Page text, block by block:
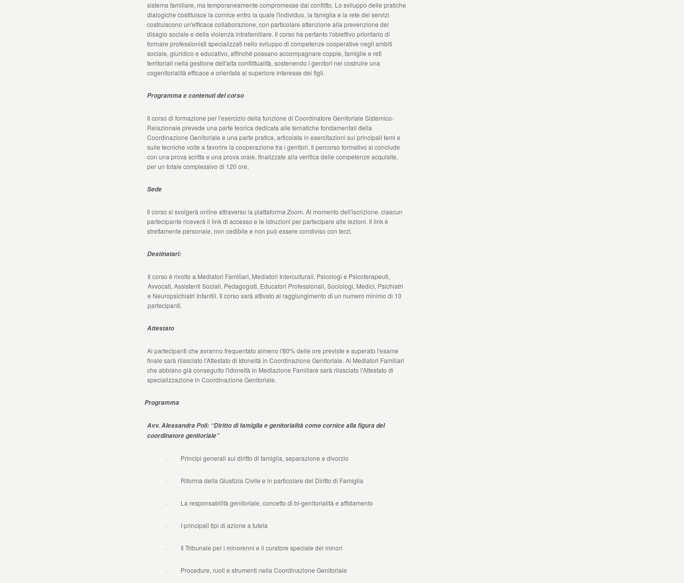
sistema familiare, ma temporaneamente compromesse dal conflitto. Lo sviluppo delle pratiche
dialogiche costituisce la cornice entro la quale l'individuo, la famiglia e la rete dei servizi
costruiscono un'efficace collaborazione, con particolare attenzione alla prevenzione del
disagio sociale e della violenza intrafamiliare. Il corso ha pertanto l'obiettivo prioritario di
formare professionisti specializzati nello sviluppo di competenze cooperative negli ambiti
sociale, giuridico e educativo, affinché possano accompagnare coppie, famiglie e reti
territoriali nella gestione dell'alta conflittualità, sostenendo i genitori nel costruire una
cogenitorialità efficace e orientata al superiore interesse dei figli.
Programma e contenuti del corso
Il corso di formazione per l'esercizio della funzione di Coordinatore Genitoriale Sistemico-
Relazionale prevede una parte teorica dedicata alle tematiche fondamentali della
Coordinazione Genitoriale e una parte pratica, articolata in esercitazioni sui principali temi e
sulle tecniche volte a favorire la cooperazione tra i genitori. Il percorso formativo si conclude
con una prova scritta e una prova orale, finalizzate alla verifica delle competenze acquisite,
per un totale complessivo di 120 ore.
Sede
Il corso si svolgerà online attraverso la piattaforma Zoom. Al momento dell'iscrizione, ciascun
partecipante riceverà il link di accesso e le istruzioni per partecipare alle lezioni. Il link è
strettamente personale, non cedibile e non può essere condiviso con terzi.
Destinatari:
Il corso è rivolto a Mediatori Familiari, Mediatori Interculturali, Psicologi e Psicoterapeuti,
Avvocati, Assistenti Sociali, Pedagogisti, Educatori Professionali, Sociologi, Medici, Psichiatri
e Neuropsichiatri Infantili. Il corso sarà attivato al raggiungimento di un numero minimo di 10
partecipanti.
Attestato
Ai partecipanti che avranno frequentato almeno l'80% delle ore previste e superato l'esame
finale sarà rilasciato l'Attestato di Idoneità in Coordinazione Genitoriale. Ai Mediatori Familiari
che abbiano già conseguito l'idoneità in Mediazione Familiare sarà rilasciato l'Attestato di
specializzazione in Coordinazione Genitoriale.
Programma
Avv. Alessandra Poli: “Diritto di famiglia e genitorialità come cornice alla figura del
coordinatore genitoriale”
· Principi generali sul diritto di famiglia, separazione e divorzio
· Riforma della Giustizia Civile e in particolare del Diritto di Famiglia
· La responsabilità genitoriale, concetto di bi-genitorialità e affidamento
· I principali tipi di azione a tutela
· Il Tribunale per i minorenni e il curatore speciale dei minori
· Procedure, ruoli e strumenti nella Coordinazione Genitoriale